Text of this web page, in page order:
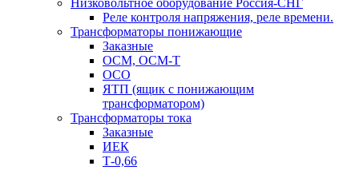
Реле контроля напряжения, реле времени.
Трансформаторы понижающие
Заказные
ОСМ, ОСМ-Т
ОСО
ЯТП (ящик с понижающим
трансформатором)
Трансформаторы тока
Заказные
ИЕК
Т-0,66